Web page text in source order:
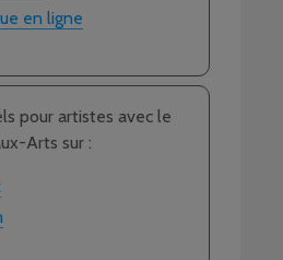
en ligne
pour artistes avec le
Arts sur :